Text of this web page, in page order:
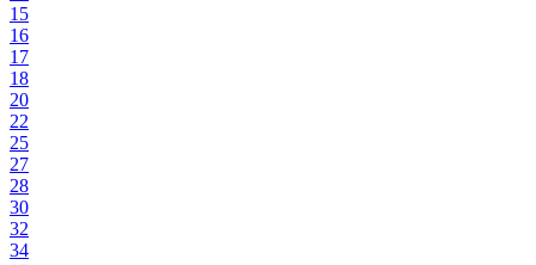
15
16
17
18
20
22
25
27
28
30
32
34